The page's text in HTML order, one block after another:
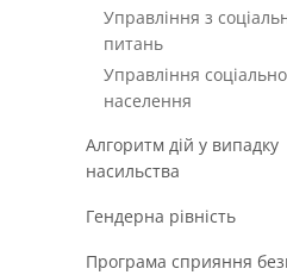
Управління з
питань
Управління
населення
Алгоритм дій у випадку
насильства
Гендерна рівність
Програма сприяння